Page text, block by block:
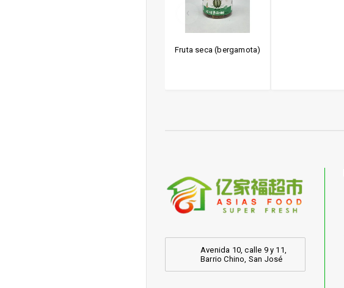
Fruta seca (bergamota)
Avenida 10, calle 9 y 11,
Barrio Chino, San José